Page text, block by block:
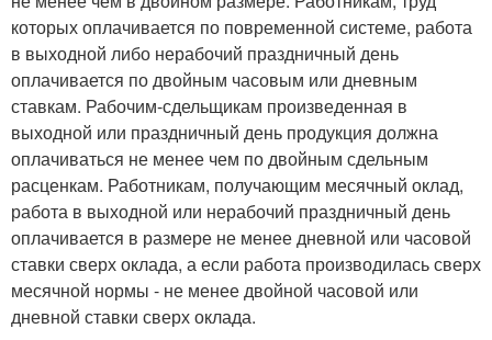
которых оплачивается по повременной системе, работа
в выходной либо нерабочий праздничный день
оплачивается по двойным часовым или дневным
ставкам. Рабочим-сдельщикам произведенная в
выходной или праздничный день продукция должна
оплачиваться не менее чем по двойным сдельным
расценкам. Работникам, получающим месячный оклад,
работа в выходной или нерабочий праздничный день
оплачивается в размере не менее дневной или часовой
ставки сверх оклада, а если работа производилась сверх
месячной нормы - не менее двойной часовой или
дневной ставки сверх оклада.